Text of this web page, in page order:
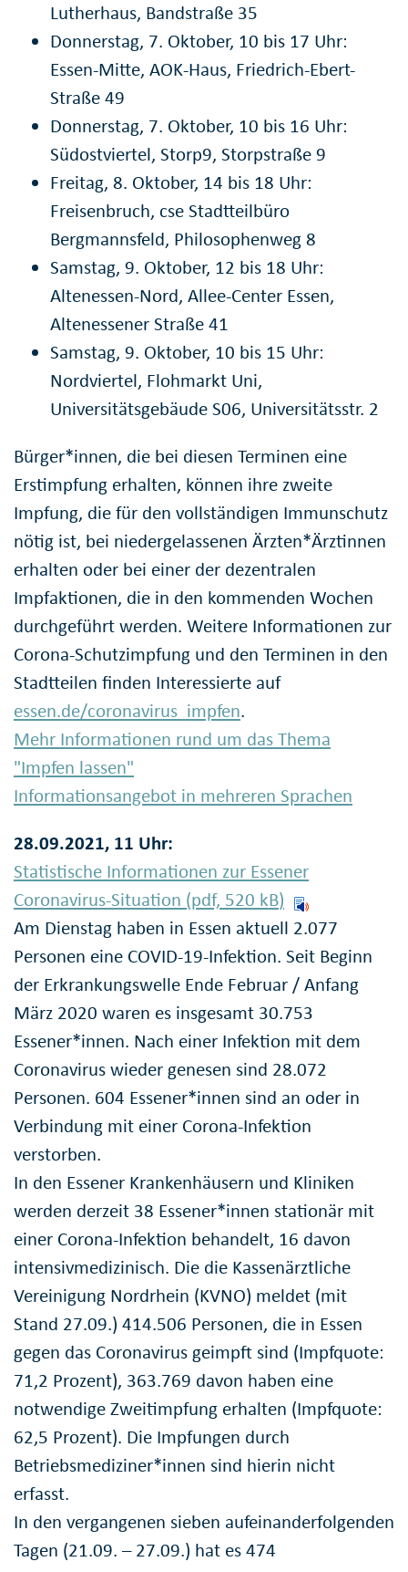
Lutherhaus, Bandstraße 35
Donnerstag, 7. Oktober, 10 bis 17 Uhr:
Essen-Mitte, AOK-Haus, Friedrich-Ebert-
Straße 49
Donnerstag, 7. Oktober, 10 bis 16 Uhr:
Südostviertel, Storp9, Storpstraße 9
Freitag, 8. Oktober, 14 bis 18 Uhr:
Freisenbruch, cse Stadtteilbüro
Bergmannsfeld, Philosophenweg 8
Samstag, 9. Oktober, 12 bis 18 Uhr:
Altenessen-Nord, Allee-Center Essen,
Altenessener Straße 41
Samstag, 9. Oktober, 10 bis 15 Uhr:
Nordviertel, Flohmarkt Uni,
Universitätsgebäude S06, Universitätsstr. 2
Bürger*innen, die bei diesen Terminen eine
Erstimpfung erhalten, können ihre zweite
Impfung, die für den vollständigen Immunschutz
nötig ist, bei niedergelassenen Ärzten*Ärztinnen
erhalten oder bei einer der dezentralen
Impfaktionen, die in den kommenden Wochen
durchgeführt werden. Weitere Informationen zur
Corona-Schutzimpfung und den Terminen in den
Stadtteilen finden Interessierte auf
essen.de/coronavirus_impfen.
Mehr Informationen rund um das Thema
"Impfen lassen"
Informationsangebot in mehreren Sprachen
28.09.2021, 11 Uhr:
Statistische Informationen zur Essener
Coronavirus-Situation (pdf, 520 kB)
Am Dienstag haben in Essen aktuell 2.077
Personen eine COVID-19-Infektion. Seit Beginn
der Erkrankungswelle Ende Februar / Anfang
März 2020 waren es insgesamt 30.753
Essener*innen. Nach einer Infektion mit dem
Coronavirus wieder genesen sind 28.072
Personen. 604 Essener*innen sind an oder in
Verbindung mit einer Corona-Infektion
verstorben.
In den Essener Krankenhäusern und Kliniken
werden derzeit 38 Essener*innen stationär mit
einer Corona-Infektion behandelt, 16 davon
intensivmedizinisch. Die die Kassenärztliche
Vereinigung Nordrhein (KVNO) meldet (mit
Stand 27.09.) 414.506 Personen, die in Essen
gegen das Coronavirus geimpft sind (Impfquote:
71,2 Prozent), 363.769 davon haben eine
notwendige Zweitimpfung erhalten (Impfquote:
62,5 Prozent). Die Impfungen durch
Betriebsmediziner*innen sind hierin nicht
erfasst.
In den vergangenen sieben aufeinanderfolgenden
Tagen (21.09. – 27.09.) hat es 474